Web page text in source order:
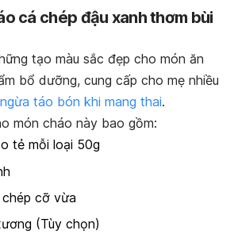
cá chép đậu xanh thơm bùi
tạo màu sắc đẹp cho món ăn
bổ dưỡng, cung cấp cho mẹ nhiều
táo bón khi mang thai.
món cháo này bao gồm:
tẻ mỗi loại 50g
cỡ vừa
(Tùy chọn)